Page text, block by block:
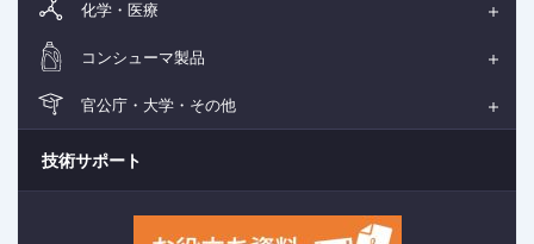
化学・医療
コンシューマ製品
官公庁・大学・その他
技術サポート